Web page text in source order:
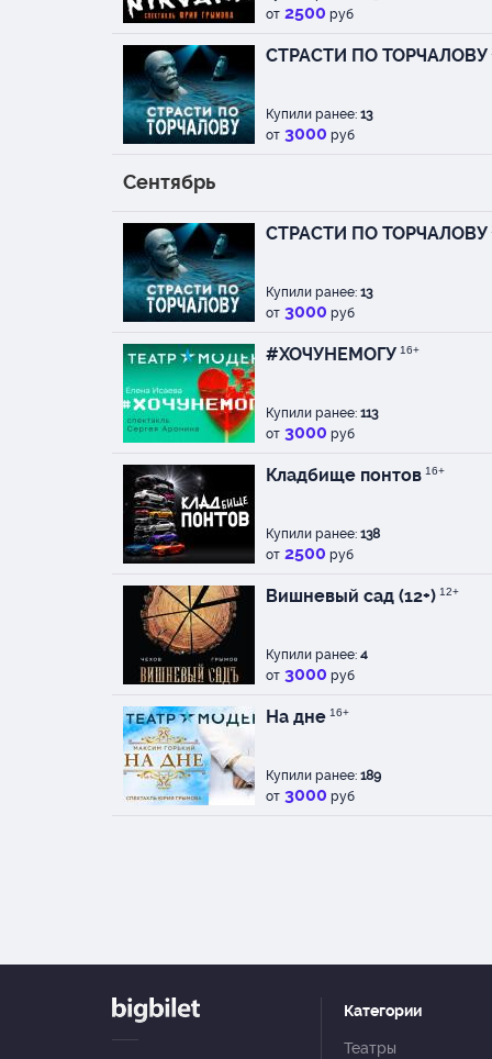
от 2500 руб
СТРАСТИ ПО ТОРЧАЛОВУ
Купили ранее: 13
от 3000 руб
Сентябрь
СТРАСТИ ПО ТОРЧАЛОВУ
Купили ранее: 13
от 3000 руб
#ХОЧУНЕМОГУ 16+
Купили ранее: 113
от 3000 руб
Кладбище понтов 16+
Купили ранее: 138
от 2500 руб
Вишневый сад (12+) 12+
Купили ранее: 4
от 3000 руб
На дне 16+
Купили ранее: 189
от 3000 руб
Категории
Театры